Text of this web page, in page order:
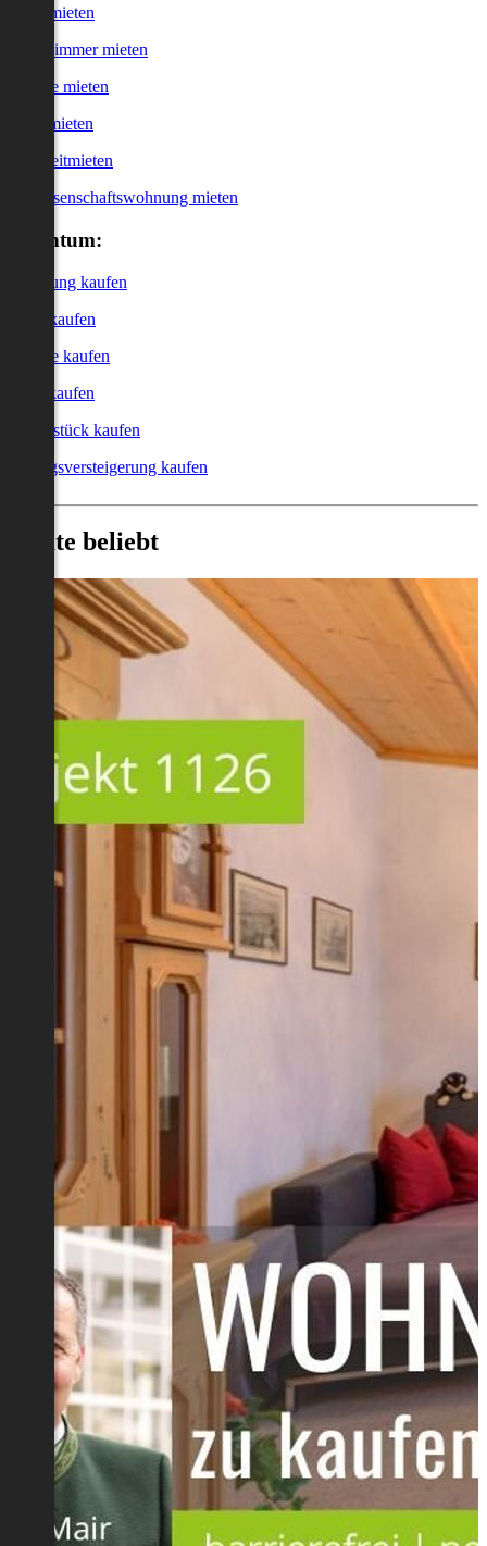
Haus mieten
WG-Zimmer mieten
Garage mieten
Büro mieten
Kurzzeitmieten
Genossenschaftswohnung mieten
Eigentum:
Wohnung kaufen
Haus kaufen
Garage kaufen
Büro kaufen
Grundstück kaufen
Zwangsversteigerung kaufen
Heute beliebt